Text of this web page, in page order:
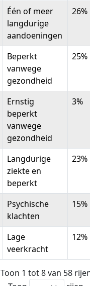
Één of meer
langdurige
aandoeningen
26%
Beperkt
vanwege
gezondheid
25%
Ernstig
beperkt
vanwege
gezondheid
3%
Langdurige
ziekte en
beperkt
23%
Psychische
klachten
15%
Lage
veerkracht
12%
Toon 1 tot 8 van 58